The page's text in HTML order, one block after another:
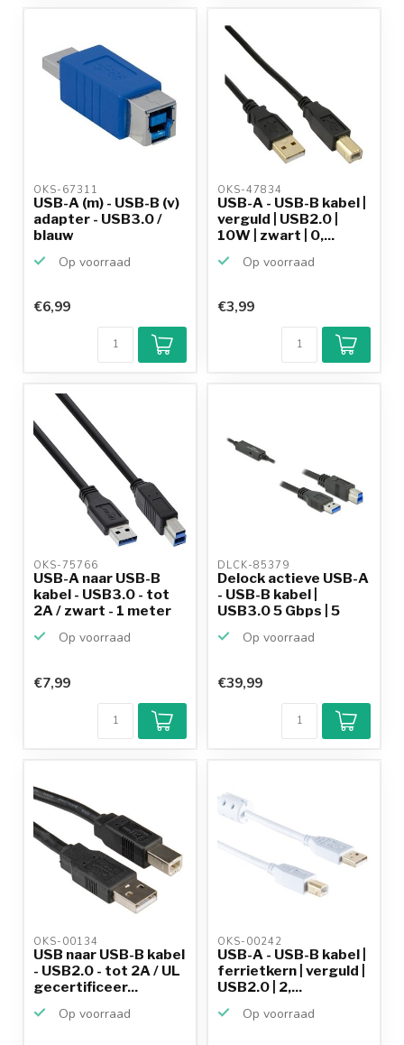
OKS-67311
USB-A (m) - USB-B (v)
adapter - USB3.0 /
blauw
Op voorraad
€6,99
OKS-47834
USB-A - USB-B kabel |
verguld | USB2.0 |
10W | zwart | 0,...
Op voorraad
€3,99
OKS-75766
USB-A naar USB-B
kabel - USB3.0 - tot
2A / zwart - 1 meter
Op voorraad
€7,99
DLCK-85379
Delock actieve USB-A
- USB-B kabel |
USB3.0 5 Gbps | 5
Op voorraad
€39,99
OKS-00134
USB naar USB-B kabel
- USB2.0 - tot 2A / UL
gecertificeer...
Op voorraad
OKS-00242
USB-A - USB-B kabel |
ferrietkern | verguld |
USB2.0 | 2,...
Op voorraad